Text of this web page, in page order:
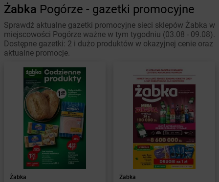
Żabka Pogórze - gazetki promocyjne
Sprawdź aktualne gazetki promocyjne sieci sklepów Żabka w
miejscowości Pogórze ważne w tym tygodniu (03.08 - 09.08).
Dostępne gazetki: 2 i dużo produktów w okazyjnej cenie oraz
aktualne promocje.
Żabka
Żabka